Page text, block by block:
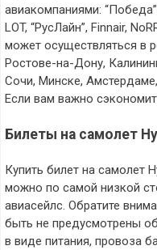
авиакомпаниями:
LOT, “РусЛайн”, Finnair,
может осуществляться в
Ростове-на-Дону,
Сочи, Минске,
Если вам важно
Билеты на самолет
Купить билет на самолет
можно по самой низкой
авиасейлс. Обратите
быть не предусмотрены
в виде питания, провоза